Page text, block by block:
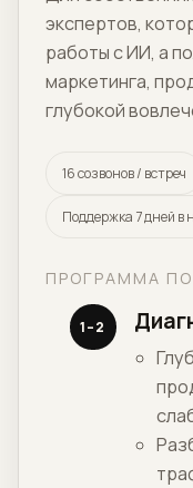
экспертов,
работы с ИИ, а
маркетинга,
глубокой
16 созвонов / встреч
Поддержка 7 дней в
ПРОГРАММА
1–2